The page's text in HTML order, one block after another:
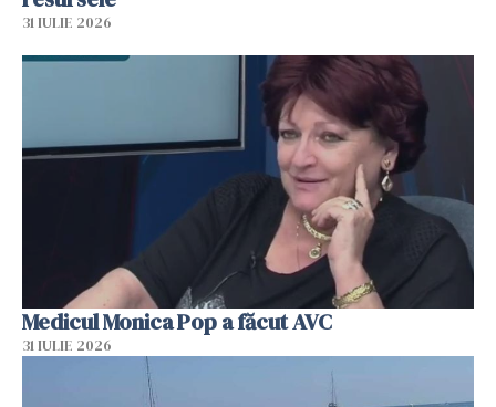
31 IULIE 2026
Medicul Monica Pop a făcut AVC
31 IULIE 2026